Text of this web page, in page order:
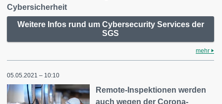
Cybersicherheit
Weitere Infos rund um Cybersecurity Services der
SGS
mehr
05.05.2021 – 10:10
Remote-Inspektionen werden
auch wegen der Corona-